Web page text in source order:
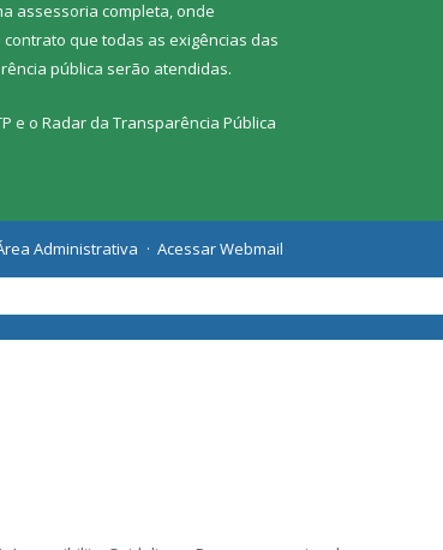
assessoria completa, onde
contrato que todas as exigências das
pública serão atendidas.
e o Radar da Transparência Pública
Administrativa Acessar Webmail